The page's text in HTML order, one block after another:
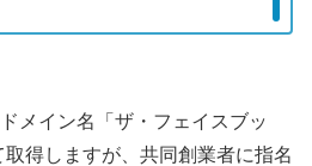
メイン名「ザ・フェイスブッ
得しますが、共同創業者に指名